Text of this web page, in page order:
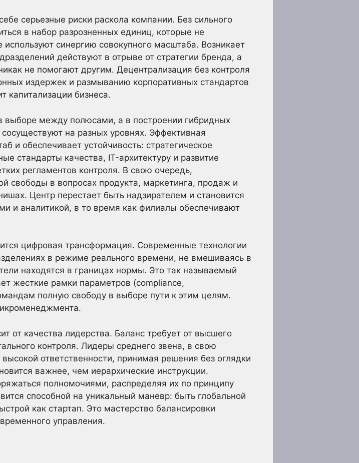
серьезные риски раскола компании. Без сильного
в набор разрозненных единиц, которые не
синергию совокупного масштаба. Возникает
действуют в отрыве от стратегии бренда, а
не помогают другим. Децентрализация без контроля
издержек и размыванию корпоративных стандартов
капитализации бизнеса.
выборе между полюсами, а в построении гибридных
на разных уровнях. Эффективная
и обеспечивает устойчивость: стратегическое
стандарты качества, IT-архитектуру и развитие
регламентов контроля. В свою очередь,
свободы в вопросах продукта, маркетинга, продаж и
Центр перестает быть надзирателем и становится
и аналитикой, в то время как филиалы обеспечивают
цифровая трансформация. Современные технологии
в режиме реального времени, не вмешиваясь в
находятся в границах нормы. Это так называемый
жесткие рамки параметров (compliance,
полную свободу в выборе пути к этим целям.
от качества лидерства. Баланс требует от высшего
контроля. Лидеры среднего звена, в свою
ответственности, принимая решения без оглядки
важнее, чем иерархические инструкции.
полномочиями, распределяя их по принципу
способной на уникальный маневр: быть глобальной
как стартап. Это мастерство балансировки
управления.